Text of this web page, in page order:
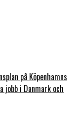
på Köpenhamns
jobb i Danmark och